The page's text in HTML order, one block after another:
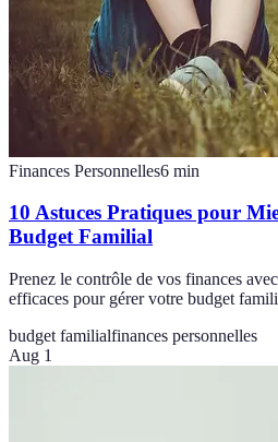
Finances Personnelles6 min
10 Astuces Pratiques pour
Budget Familial
Prenez le contrôle de vos finances
efficaces pour gérer votre budget
budget familialfinances personnelles
Aug 1